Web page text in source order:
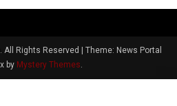
All Rights Reserved
Theme: News Portal
by Mystery Themes.